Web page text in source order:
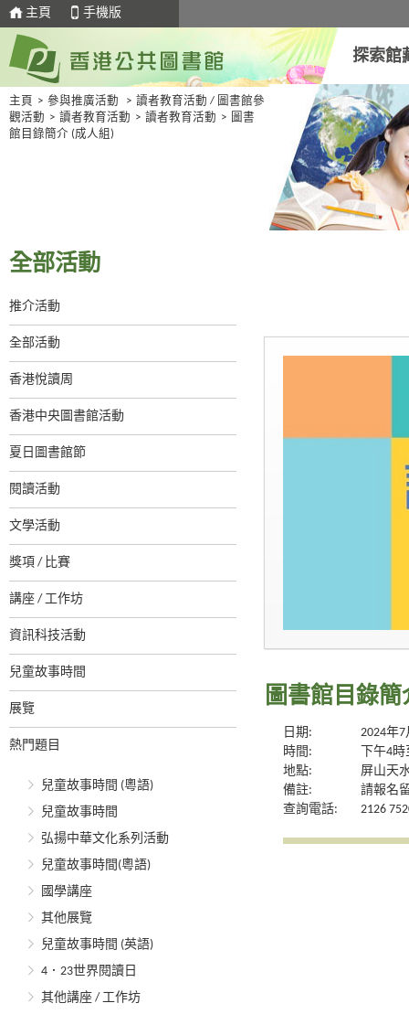
主頁 手機版
探索館
主頁 > 參與推廣活動 > 讀者教育活動 / 圖書館參
觀活動 > 讀者教育活動 > 讀者教育活動 > 圖書
館目錄簡介 (成人組)
全部活動
推介活動
全部活動
香港悅讀周
香港中央圖書館活動
夏日圖書館節
閱讀活動
文學活動
獎項 / 比賽
講座 / 工作坊
資訊科技活動
兒童故事時間
展覽
熱門題目
兒童故事時間 (粵語)
兒童故事時間
弘揚中華文化系列活動
兒童故事時間(粵語)
國學講座
其他展覽
兒童故事時間 (英語)
4．23世界閱讀日
其他講座 / 工作坊
圖書館目錄
日期:
2024年
時間:
下午4
地點:
屏山天
備註:
請報名
查詢電話:
2126